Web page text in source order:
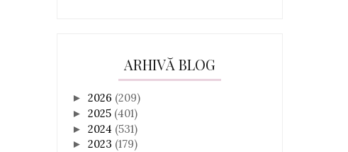
ARHIVĂ BLOG
► 2026 (209)
► 2025 (401)
► 2024 (531)
► 2023 (179)